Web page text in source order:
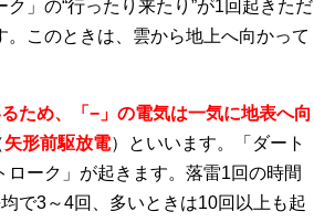
ク」の“行ったり来たり ”が1回起きただ
このときは、雲から地上へ向かって
ため、「−」の電気は一気に地表へ向
矢形前駆放電）といいます。「ダート
ローク」が起きます。落雷1回の時間
で3～4回、多いときは10回以上も起